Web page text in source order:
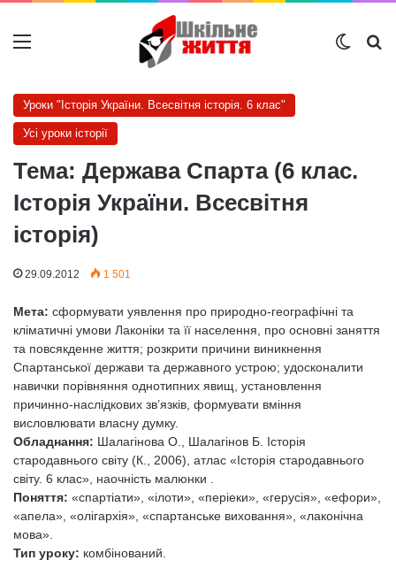
Меню
Уроки "Історія України. Всесвітня історія. 6 клас"
Усі уроки історії
Тема: Держава Спарта (6 клас.
Історія України. Всесвітня
історія)
29.09.2012 1 501
Мета: сформувати уявлення про природно-географічні та
кліматичні умови Лаконіки та її населення, про основні заняття
та повсякденне життя; розкрити причини виникнення
Спартанської держави та державного устрою; удосконалити
навички порівняння однотипних явищ, установлення
причинно-наслідкових зв’язків, формувати вміння
висловлювати власну думку.
Обладнання: Шалагінова О., Шалагінов Б. Історія
стародавнього світу (К., 2006), атлас «Історія стародавнього
світу. 6 клас», наочність малюнки .
Поняття: «спартіати», «ілоти», «періеки», «герусія», «ефори»,
«апела», «олігархія», «спартанське виховання», «лаконічна
мова».
Тип уроку: комбінований.